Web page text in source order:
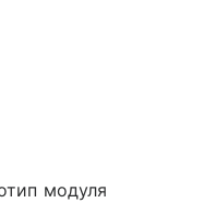
модуля